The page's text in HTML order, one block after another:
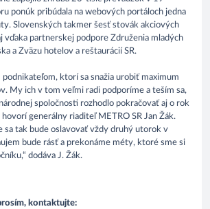
ponúk pribúdala na webových portáloch jedna
Slovenských takmer šesť stovák akciových
vďaka partnerskej podpore Združenia mladých
a Zväzu hotelov a reštaurácií SR.
ktorí sa snažia urobiť maximum
My ich v tom veľmi radi podporíme a teším sa,
spoločnosti rozhodlo pokračovať aj o rok
generálny riaditeľ METRO SR Jan Žák.
sa tak bude oslavovať vždy druhý utorok v
bude rásť a prekonáme méty, ktoré sme si
dodáva J. Žák.
kontaktujte: